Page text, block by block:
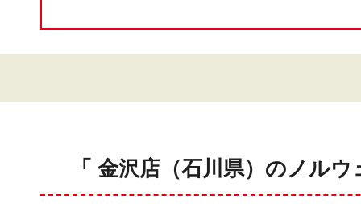
「 金沢店（石川県）のノル